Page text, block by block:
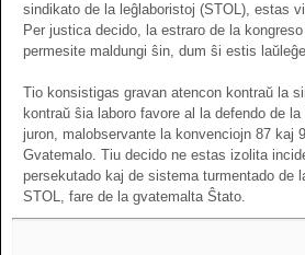
sindikato de la leĝlaboristoj (STOL), estas
Per justica decido, la estraro de la
permesite maldungi ŝin, dum ŝi estis
Tio konsistigas gravan atencon kontraŭ la
kontraŭ ŝia laboro favore al la defendo de
juron, malobservante la konvenciojn 87 kaj
Gvatemalo. Tiu decido ne estas izolita
persekutado kaj de sistema turmentado de
STOL, fare de la gvatemalta Ŝtato.